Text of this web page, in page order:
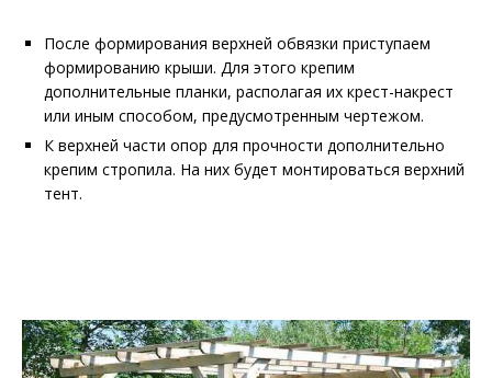
После формирования верхней обвязки приступаем
формированию крыши. Для этого крепим
дополнительные планки, располагая их крест-накрест
или иным способом, предусмотренным чертежом.
К верхней части опор для прочности дополнительно
крепим стропила. На них будет монтироваться верхний
тент.